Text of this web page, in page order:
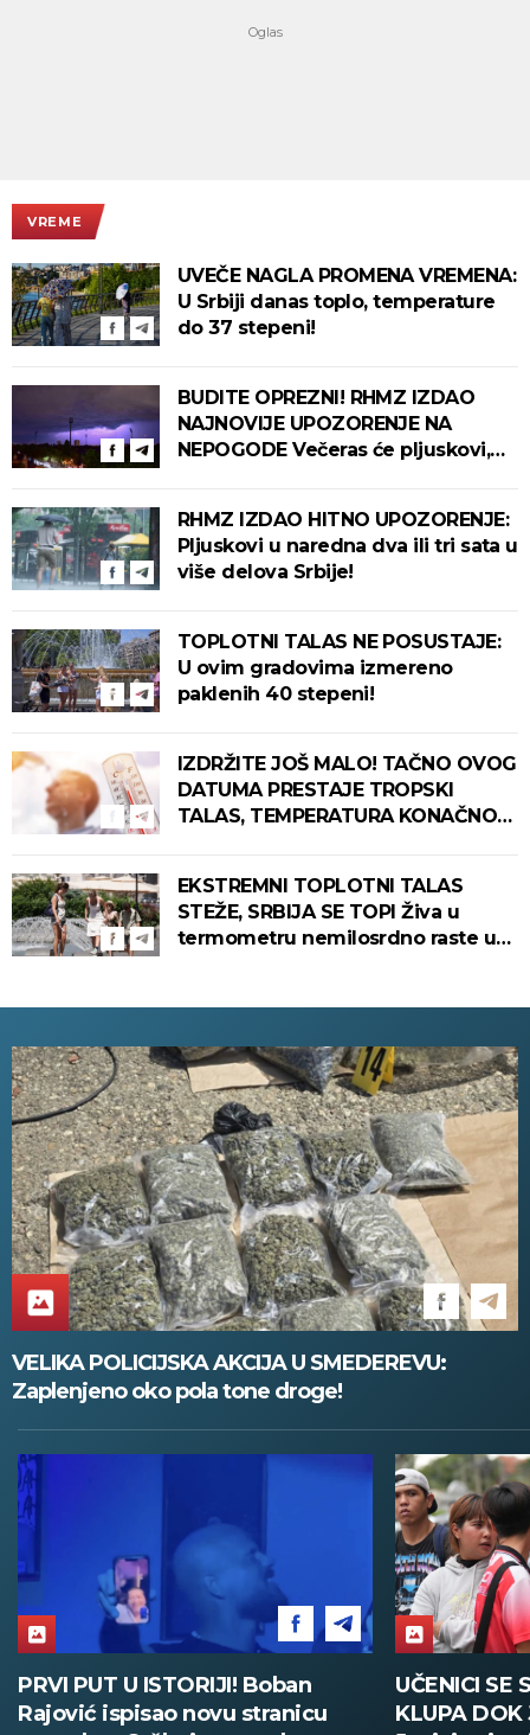
VREME
UVEČE NAGLA PROMENA VREMENA:
U Srbiji danas toplo, temperature
do 37 stepeni!
BUDITE OPREZNI! RHMZ IZDAO
NAJNOVIJE UPOZORENJE NA
NEPOGODE Večeras će pljuskovi,
RHMZ IZDAO HITNO UPOZORENJE:
Pljuskovi u naredna dva ili tri sata u
više delova Srbije!
TOPLOTNI TALAS NE POSUSTAJE:
U ovim gradovima izmereno
paklenih 40 stepeni!
IZDRŽITE JOŠ MALO! TAČNO OVOG
DATUMA PRESTAJE TROPSKI
TALAS, TEMPERATURA KONAČNO
EKSTREMNI TOPLOTNI TALAS
STEŽE, SRBIJA SE TOPI Živa u
termometru nemilosrdno raste u
VELIKA POLICIJSKA AKCIJA U SMEDEREVU:
Zaplenjeno oko pola tone droge!
UČENICI SE SAKRILI ISPOD
KLUPA DOK JE VRŠNJAK PUCAO:
PUCNJAVA
MRTVIH